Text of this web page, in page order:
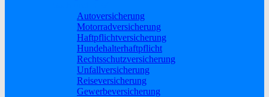
Autoversicherung
Motorradversicherung
Haftpflichtversicherung
Hundehalterhaftpflicht
Rechtsschutzversicherung
Unfallversicherung
Reiseversicherung
Gewerbeversicherung